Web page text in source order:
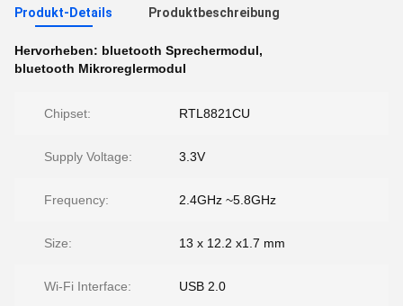
Produkt-Details Produktbeschreibung
Hervorheben: bluetooth Sprechermodul,
bluetooth Mikroreglermodul
Chipset: RTL8821CU
Supply Voltage: 3.3V
Frequency: 2.4GHz ~5.8GHz
Size: 13 x 12.2 x1.7 mm
Wi-Fi Interface: USB 2.0